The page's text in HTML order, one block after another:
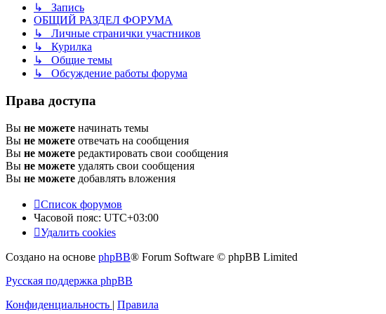
↳ Запись
ОБЩИЙ РАЗДЕЛ ФОРУМА
↳ Личные странички участников
↳ Курилка
↳ Общие темы
↳ Обсуждение работы форума
Права доступа
Вы не можете начинать темы
Вы не можете отвечать на сообщения
Вы не можете редактировать свои сообщения
Вы не можете удалять свои сообщения
Вы не можете добавлять вложения
Список форумов
Часовой пояс: UTC+03:00
Удалить cookies
Создано на основе phpBB® Forum Software © phpBB Limited
Русская поддержка phpBB
Конфиденциальность | Правила